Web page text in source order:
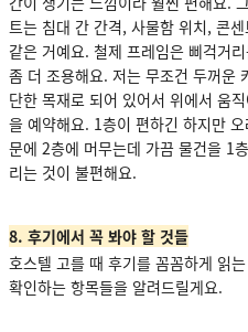
트는 침대 간 간격, 사물함 위치, 콘
같은 거예요. 철제 프레임은 삐걱거
좀 더 조용해요. 저는 무조건 두꺼운
단한 목재로 되어 있어서 위에서 움
을 예약해요. 1층이 편하긴 하지만
문에 2층에 머무는데 가끔 물건을 1
리는 것이 불편해요.
8. 후기에서 꼭 봐야 할 것들
호스텔 고를 때 후기를 꼼꼼하게 읽
확인하는 항목들을 알려드릴게요.